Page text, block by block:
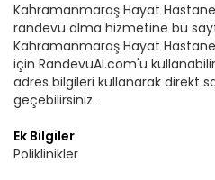
Kahramanmaraş Hayat
randevu alma hizmetine bu
Kahramanmaraş Hayat
için RandevuAl.com'u
adres bilgileri kullanarak direkt
geçebilirsiniz.
Ek Bilgiler
Poliklinikler